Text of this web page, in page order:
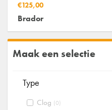
€125,00
Brador
Maak een selectie
Type
Clog (0)